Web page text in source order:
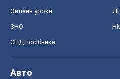
Онлайн уроки
ЗНО
СНД посібники
Авто